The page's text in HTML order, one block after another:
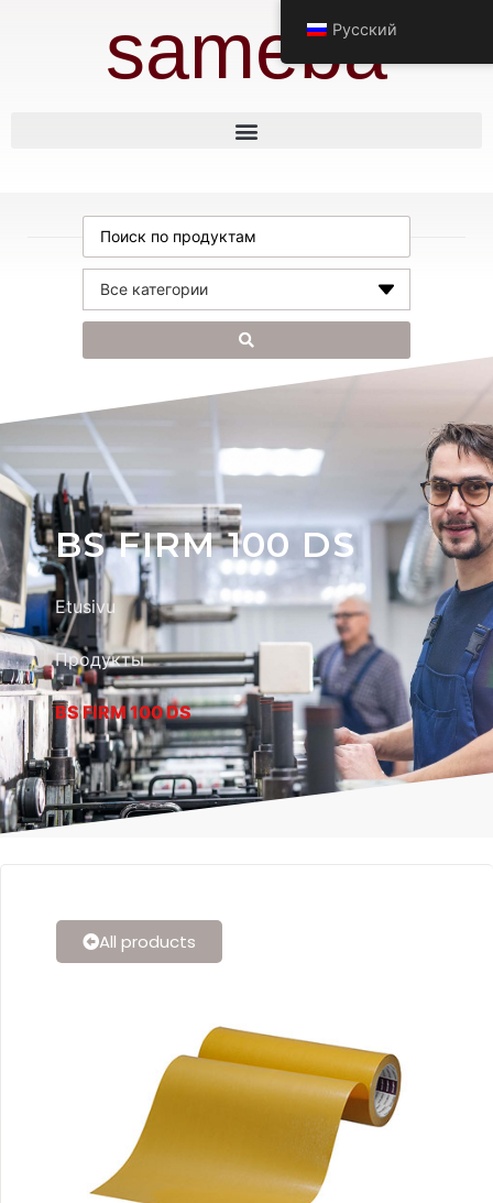
sameba
BS FIRM 100 DS
Etusivu
Продукты
BS FIRM 100 DS
All products
Русский